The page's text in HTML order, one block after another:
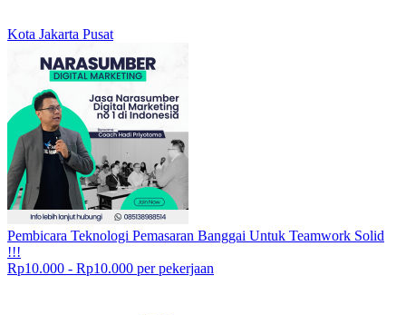
Kota Jakarta Pusat
Pembicara Teknologi Pemasaran Banggai Untuk Teamwork Solid
!!!
Rp10.000 - Rp10.000 per pekerjaan